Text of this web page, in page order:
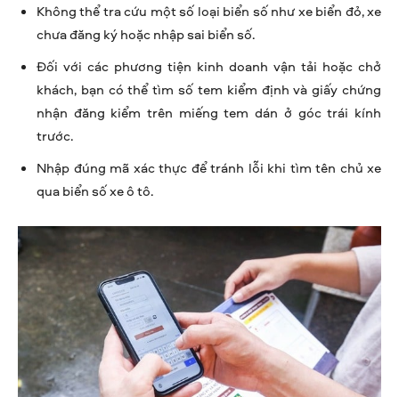
Không thể tra cứu một số loại biển số như xe biển đỏ, xe
chưa đăng ký hoặc nhập sai biển số.
Đối với các phương tiện kinh doanh vận tải hoặc chở
khách, bạn có thể tìm số tem kiểm định và giấy chứng
nhận đăng kiểm trên miếng tem dán ở góc trái kính
trước.
Nhập đúng mã xác thực để tránh lỗi khi tìm tên chủ xe
qua biển số xe ô tô.